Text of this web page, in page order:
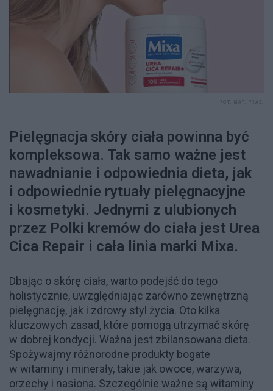
Pielęgnacja skóry ciała powinna być
kompleksowa. Tak samo ważne jest
nawadnianie i odpowiednia dieta, jak
i odpowiednie rytuały pielęgnacyjne
i kosmetyki. Jednymi z ulubionych
przez Polki kremów do ciała jest Urea
Cica Repair i cała linia marki Mixa.
Dbając o skórę ciała, warto podejść do tego
holistycznie, uwzględniając zarówno zewnętrzną
pielęgnację, jak i zdrowy styl życia. Oto kilka
kluczowych zasad, które pomogą utrzymać skórę
w dobrej kondycji. Ważna jest zbilansowana dieta.
Spożywajmy różnorodne produkty bogate
w witaminy i minerały, takie jak owoce, warzywa,
orzechy i nasiona. Szczególnie ważne są witaminy